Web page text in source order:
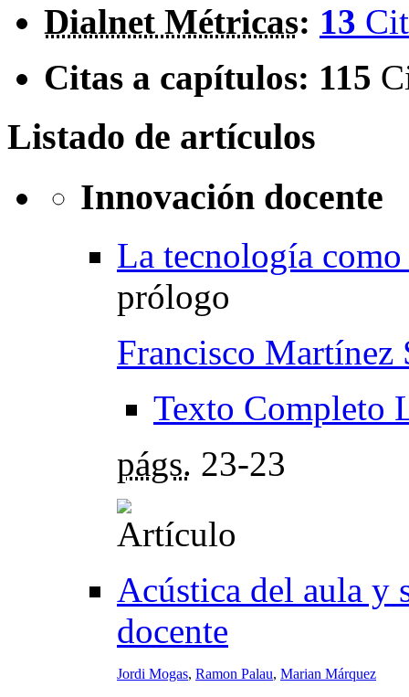
Dialnet Métricas: 13
Citas a capítulos: 115
Listado de artículos
Innovación docente
La tecnología
prólogo
Francisco Martínez
Texto Completo
págs. 23-23
Acústica del aula y
docente
Jordi Mogas, Ramon Palau, Marian Márquez